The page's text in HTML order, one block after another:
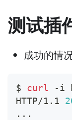
测试插
成功的情
$ curl -i
HTTP/1.1
.. .